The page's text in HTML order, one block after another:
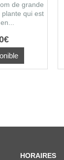
de grande
qui est
€
HORAIRES